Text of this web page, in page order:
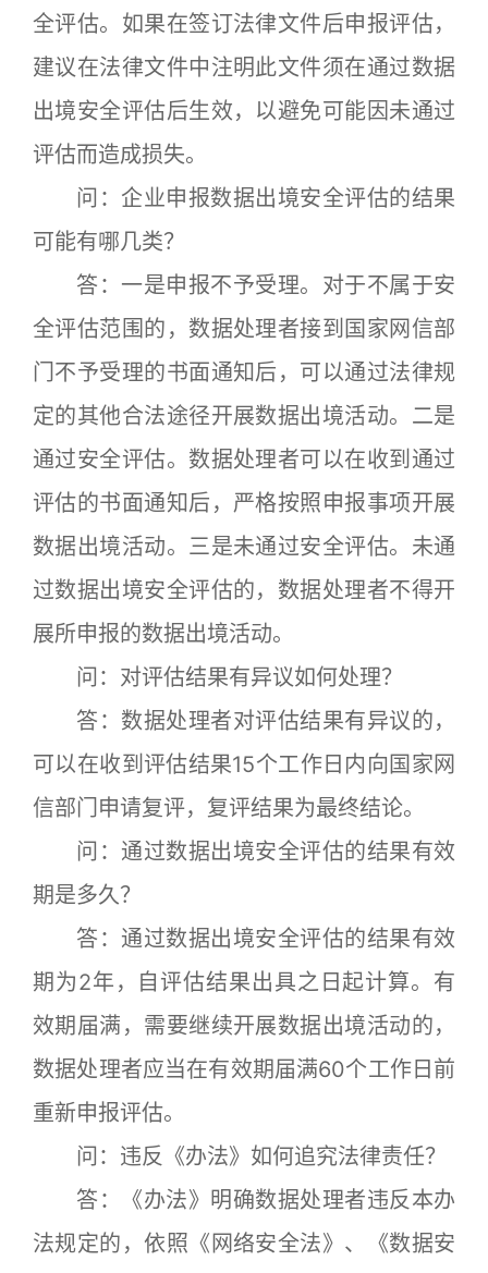
全评估。如果在签订法律文件后申报评估，
建议在法律文件中注明此文件须在通过数据
出境安全评估后生效，以避免可能因未通过
评估而造成损失。
问：企业申报数据出境安全评估的结果
可能有哪几类？
答：一是申报不予受理。对于不属于安
全评估范围的，数据处理者接到国家网信部
门不予受理的书面通知后，可以通过法律规
定的其他合法途径开展数据出境活动。二是
通过安全评估。数据处理者可以在收到通过
评估的书面通知后，严格按照申报事项开展
数据出境活动。三是未通过安全评估。未通
过数据出境安全评估的，数据处理者不得开
展所申报的数据出境活动。
问：对评估结果有异议如何处理？
答：数据处理者对评估结果有异议的，
可以在收到评估结果15个工作日内向国家网
信部门申请复评，复评结果为最终结论。
问：通过数据出境安全评估的结果有效
期是多久？
答：通过数据出境安全评估的结果有效
期为2年，自评估结果出具之日起计算。有
效期届满，需要继续开展数据出境活动的，
数据处理者应当在有效期届满60个工作日前
重新申报评估。
问：违反《办法》如何追究法律责任？
答：《办法》明确数据处理者违反本办
法规定的，依照《网络安全法》、《数据安